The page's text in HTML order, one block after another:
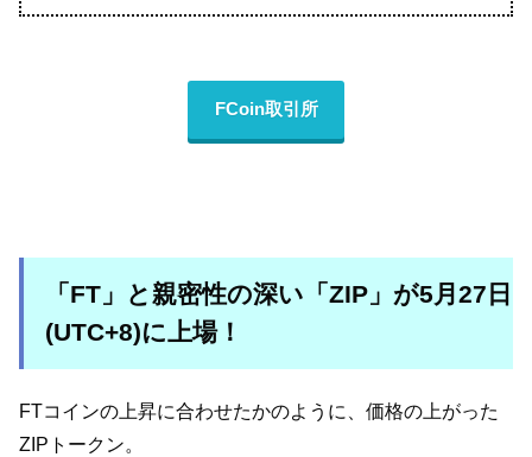
FCoin取引所
「FT」と親密性の深い「ZIP」が5月27日
(UTC+8)に上場！
FTコインの上昇に合わせたかのように、価格の上がった
ZIPトークン。